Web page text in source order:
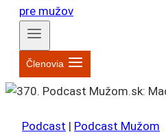
Členovia
Podcast | Podcast Mužom